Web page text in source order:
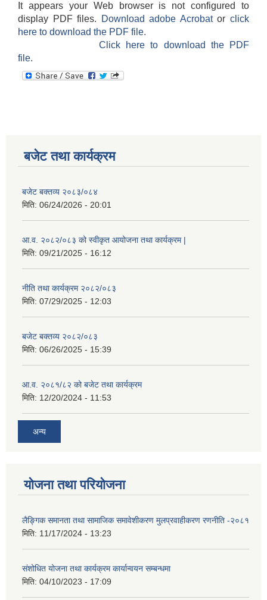
It appears your Web browser is not configured to
display PDF files.
Download adobe Acrobatorclick
here to download the PDF file.
Click here to download the PDF
file.
बजेट तथा कार्यक्रम
बजेट बक्तव्य २०८३/०८४
मिति: 06/24/2026 - 20:01
आ.व. २०८२/०८३ को स्वीकृत आयोजना तथा कार्यक्रम |
मिति: 09/21/2025 - 16:12
नीति तथा कार्यक्रम २०८२/०८३
मिति: 07/29/2025 - 12:03
बजेट बक्तव्य २०८२/०८३
मिति: 06/26/2025 - 15:39
आ.व. २०८१/८२ को बजेट तथा कार्यक्रम
मिति: 12/20/2024 - 11:53
अन्य
योजना तथा परियोजना
लैङ्गिक समानता तथा सामाजिक समावेशीकरण मुलप्रवाहीकरण रणनीति -२०८१
मिति: 11/17/2024 - 13:23
संशोधित योजना तथा कार्यक्रम कार्यान्वयन सम्बन्धमा
मिति: 04/10/2023 - 17:09